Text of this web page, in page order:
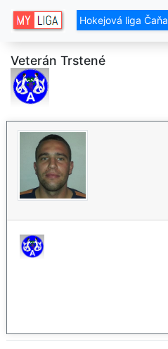
Hokejová liga Čaňa
Veterán Trstené